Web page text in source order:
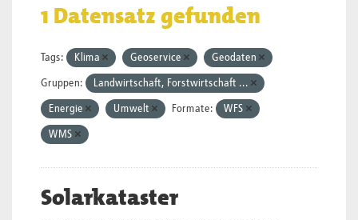
1 Datensatz gefunden
Tags: Klima Geoservice Geodaten
Gruppen: Landwirtschaft, Forstwirtschaft ...
Energie Umwelt Formate: WFS
WMS
Solarkataster